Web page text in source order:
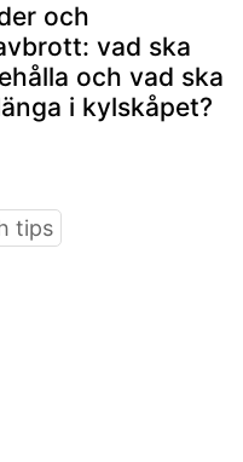
och
vad ska
och vad ska
i kylskåpet?
tips